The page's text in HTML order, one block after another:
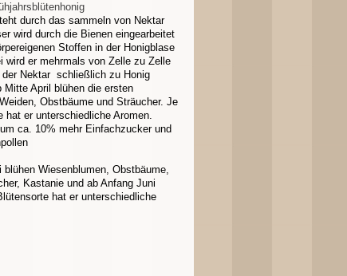
durch das sammeln von Nektar
wird durch die Bienen eingearbeitet
Stoffen in der Honigblase
wird er mehrmals von Zelle zu Zelle
der Nektar schließlich zu Honig
Mitte April blühen die ersten
Obstbäume und Sträucher. Je
hat er unterschiedliche Aromen.
ca. 10% mehr Einfachzucker und
Wiesenblumen, Obstbäume,
Kastanie und ab Anfang Juni
hat er unterschiedliche